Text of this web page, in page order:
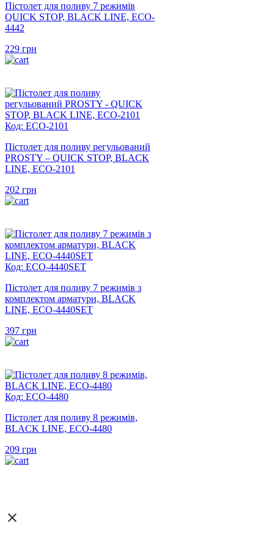
Пістолет для поливу 7 режимів
QUICK STOP, BLACK LINE, ECO-
4442
229 грн
Код: ECO-2101
Пістолет для поливу регульований
PROSTY – QUICK STOP, BLACK
LINE, ECO-2101
202 грн
Код: ECO-4440SET
Пістолет для поливу 7 режимів з
комплектом арматури, BLACK
LINE, ECO-4440SET
397 грн
Код: ECO-4480
Пістолет для поливу 8 режимів,
BLACK LINE, ECO-4480
209 грн